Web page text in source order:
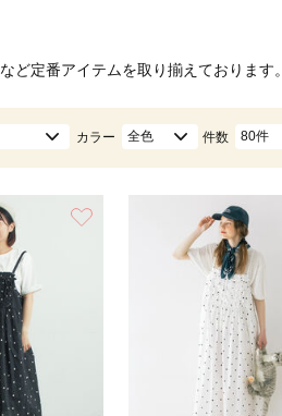
など定番アイテムを取り揃えております。
カラー 全色 件数 80件